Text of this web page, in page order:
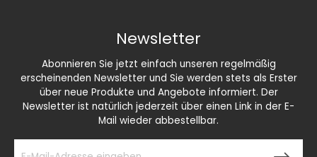
Newsletter
Abonnieren Sie jetzt einfach unseren regelmäßig
erscheinenden Newsletter und Sie werden stets als Erster
über neue Produkte und Angebote informiert. Der
Newsletter ist natürlich jederzeit über einen Link in der E-
Mail wieder abbestellbar.